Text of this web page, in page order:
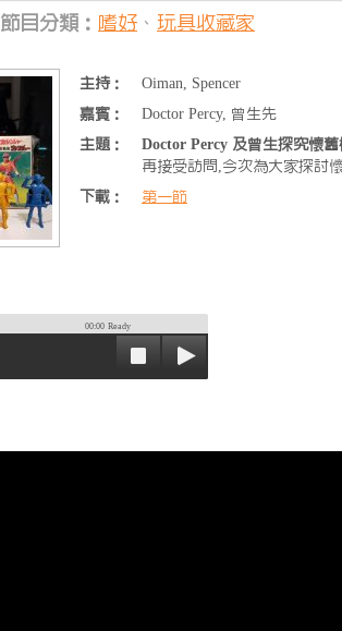
節目分類： 嗜好 、 玩具收藏家
主持：
Oiman, Spencer
嘉賓：
Doctor Percy, 曾生先
主題：
Doctor Percy 及曾生探究懷
再接受訪問,今次為大家探討
下載：
第一節
00:00 Ready